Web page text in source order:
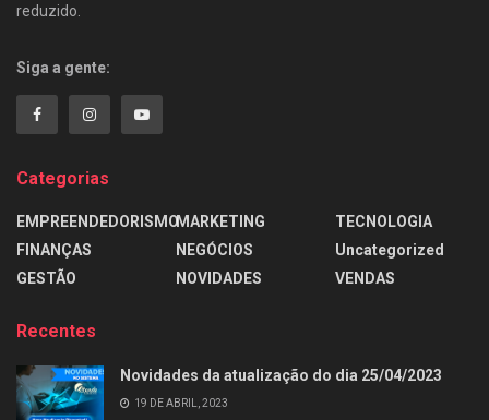
reduzido.
Siga a gente:
Categorias
EMPREENDEDORISMO
FINANÇAS
GESTÃO
MARKETING
NEGÓCIOS
NOVIDADES
TECNOLOGIA
Uncategorized
VENDAS
Recentes
Novidades da atualização do dia 25/04/2023
19 DE ABRIL, 2023